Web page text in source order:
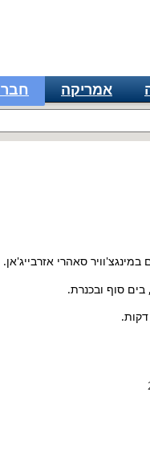
אמריקה
סוף ובכנרת.